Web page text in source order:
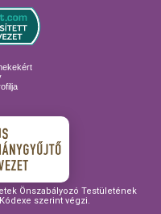
Önszabályozó Testületének
szerint végzi.